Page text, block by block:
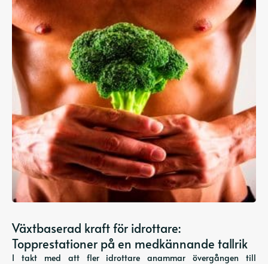
Växtbaserad kraft för idrottare:
Topprestationer på en medkännande tallrik
I takt med att fler idrottare anammar övergången till